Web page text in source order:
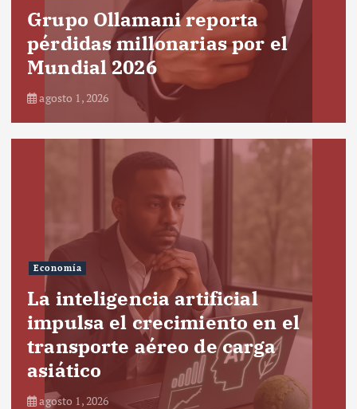
Grupo Ollamani reporta
pérdidas millonarias por el
Mundial 2026
agosto 1, 2026
Economía
La inteligencia artificial
impulsa el crecimiento en el
transporte aéreo de carga
asiático
agosto 1, 2026